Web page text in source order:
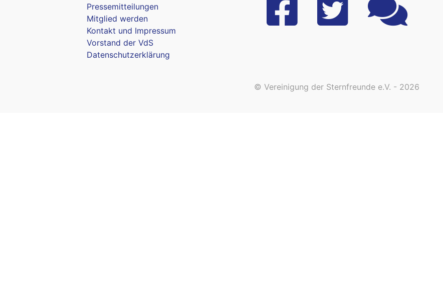
Pressemitteilungen
Mitglied werden
Kontakt und Impressum
Vorstand der VdS
Datenschutzerklärung
© Vereinigung der Sternfreunde e.V. - 2026